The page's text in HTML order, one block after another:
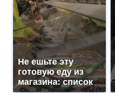
Не ешьте эту
готовую еду из
магазина: список